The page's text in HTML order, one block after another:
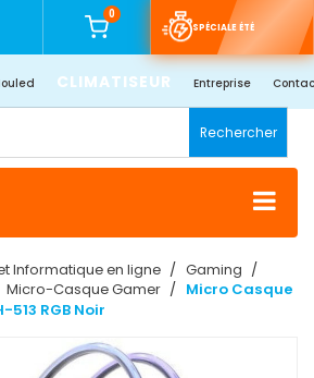
0
SPÉCIALE ÉTÉ
CLIMATISEUR Entreprise
Rechercher
Informatique en ligne
Gaming
Micro-Casque Gamer
Micro Casque
513 RGB Noir